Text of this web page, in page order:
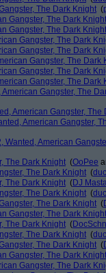
The Dark Knight (
Gangster, The Dark Knight
Gangster, The Dark Knight
Gangster, The Dark
Gangster, The Dark
Gangster, The Dark
Gangster, The Dark
Gangster, The Dark
Gangster, The
American Gangster, The
American Gangster,
Wanted, American
The Dark Knight (OoPee
The Dark Knight (
The Dark Knight (DJ
The Dark Knight (
The Dark Knight (
Gangster, The Dark Knight
The Dark Knight (
The Dark Knight (
The Dark Knight (
Gangster, The Dark Knight
Gangster, The Dark